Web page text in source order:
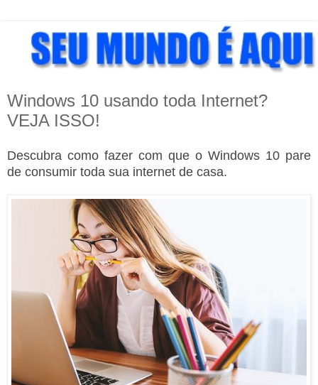
Windows 10 usando toda Internet?
VEJA ISSO!
Descubra como fazer com que o Windows 10 pare
de consumir toda sua internet de casa.